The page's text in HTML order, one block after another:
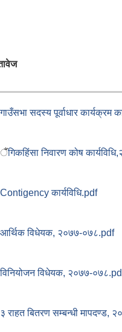
गाउँसभा सदस्य पूर्वाधार कार्यक्रम
ैंगिकहिंसा निवारण कोष
Contigency कार्यविधि.pdf
आर्थिक विधेयक, २०७७-०७८.pdf
विनियोजन विधेयक, २०७७-
३ राहत बितरण सम्बन्धी मापदण्ड,